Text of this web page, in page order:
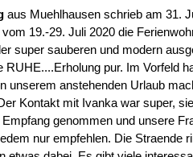
aus Muehlhausen schrieb am 31.
19.-29. Juli 2020 die
super sauberen und modern
RUHE....Erholung pur. Im Vorfeld
unserem anstehenden Urlaub
Kontakt mit Ivanka war super,
genommen und unsere
nur empfehlen. Die Straende